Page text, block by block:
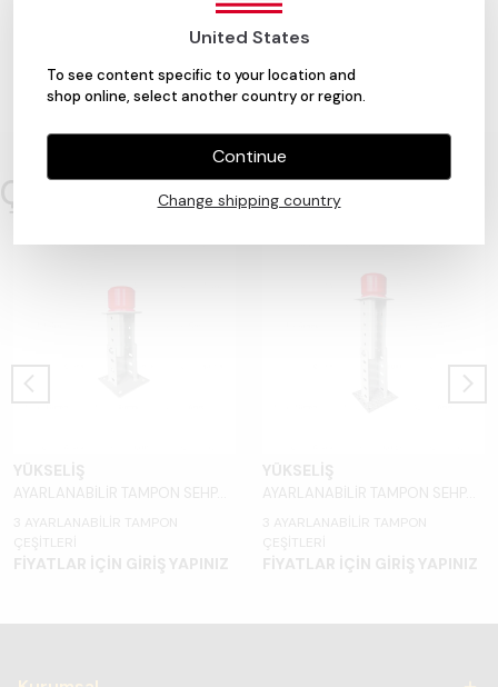
United States
To see content specific to your location and
shop online, select another country or region.
Continue
Change shipping country
Bu ürün için henüz yorum yapılmamış.
Çok Satanlar
YÜKSELİŞ
3 AYARLANABİLİR TAMPON
ÇEŞİTLERİ
FİYATLAR İÇİN GİRİŞ YAPINIZ
YÜKSELİŞ
3 AYARLANABİLİR TAMPON
ÇEŞİTLERİ
FİYATLAR İÇİN GİRİŞ YAPINIZ